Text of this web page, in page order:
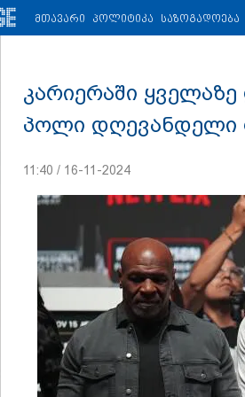
ამბები ეკონომიკა ვიდეო
საზოგადოება
მთავარი პოლიტიკა საზოგადოება
კარიერაში
პოლი დღევანდელი
11:40 / 16-11-2024